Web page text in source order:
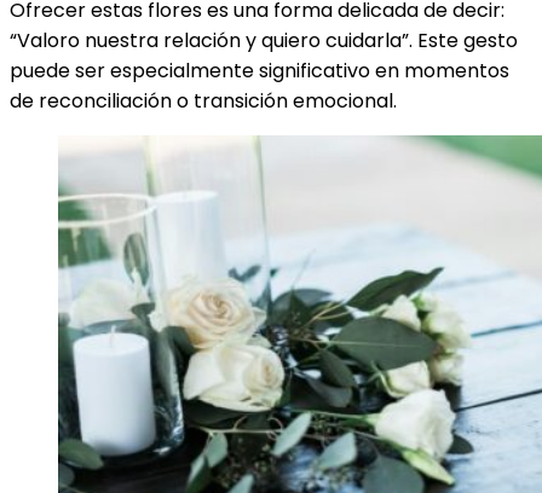
Ofrecer estas flores es una forma delicada de decir:
“Valoro nuestra relación y quiero cuidarla”. Este gesto
puede ser especialmente significativo en momentos
de reconciliación o transición emocional.